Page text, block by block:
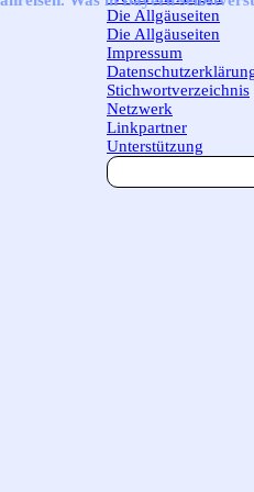
Die Allgäuseiten
Die Allgäuseiten
Impressum
Stichwortverzeichnis
Netzwerk
Linkpartner
Unterstützung